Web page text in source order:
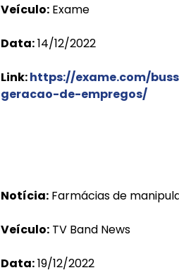
Veículo: Exame
Data:14/12/2022
Link:https://exame.com/
geracao-de-empregos/
Notícia: Farmácias de
Veículo: TV Band News
Data:19/12/2022